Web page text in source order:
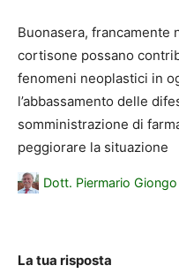
Buonasera, francamente
cortisone possano
fenomeni neoplastici in
l’abbassamento delle
somministrazione di
peggiorare la situazione
Dott. Piermario Giongo
La tua risposta